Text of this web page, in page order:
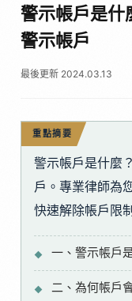
警示帳戶是什
警示帳戶
最後更新 2024.03.13
重點摘要
警示帳戶是什麼
戶。專業律師為
快速解除帳戶限
一、警示帳戶
二、為何帳戶